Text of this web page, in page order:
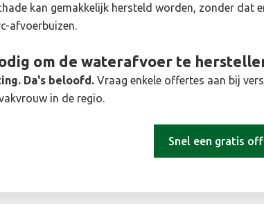
kan gemakkelijk hersteld worden, zonder dat
afvoerbuizen.
om de waterafvoer te
Da's beloofd. Vraag enkele offertes aan bij
in de regio.
Snel een gratis